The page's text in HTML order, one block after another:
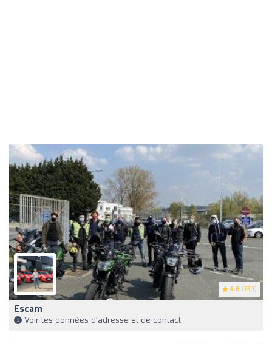
4.6 (130)
Escam
Voir les données d'adresse et de contact